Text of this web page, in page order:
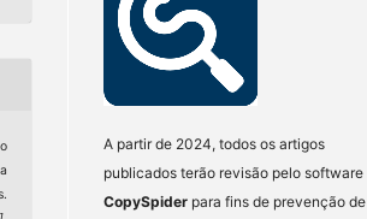
A partir de 2024, todos os artigos
publicados terão revisão pelo software
CopySpider para fins de prevenção de